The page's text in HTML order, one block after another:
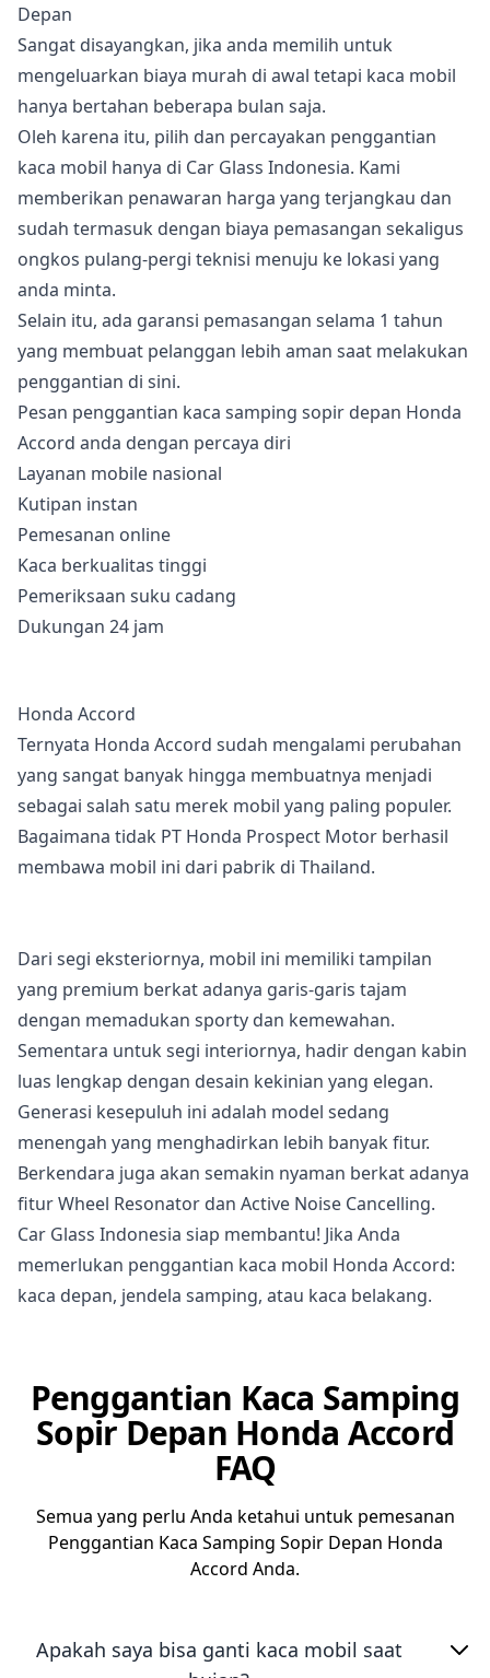
Sangat disayangkan, jika anda memilih untuk
mengeluarkan biaya murah di awal tetapi kaca mobil
hanya bertahan beberapa bulan saja.
Oleh karena itu, pilih dan percayakan penggantian
kaca mobil hanya di Car Glass Indonesia. Kami
memberikan penawaran harga yang terjangkau dan
sudah termasuk dengan biaya pemasangan sekaligus
ongkos pulang-pergi teknisi menuju ke lokasi yang
anda minta.
Selain itu, ada garansi pemasangan selama 1 tahun
yang membuat pelanggan lebih aman saat melakukan
penggantian di sini.
Pesan penggantian kaca samping sopir depan Honda
Accord anda dengan percaya diri
Layanan mobile nasional
Kutipan instan
Pemesanan online
Kaca berkualitas tinggi
Pemeriksaan suku cadang
Dukungan 24 jam
Honda Accord
Ternyata Honda Accord sudah mengalami perubahan
yang sangat banyak hingga membuatnya menjadi
sebagai salah satu merek mobil yang paling populer.
Bagaimana tidak PT Honda Prospect Motor berhasil
membawa mobil ini dari pabrik di Thailand.
Dari segi eksteriornya, mobil ini memiliki tampilan
yang premium berkat adanya garis-garis tajam
dengan memadukan sporty dan kemewahan.
Sementara untuk segi interiornya, hadir dengan kabin
luas lengkap dengan desain kekinian yang elegan.
Generasi kesepuluh ini adalah model sedang
menengah yang menghadirkan lebih banyak fitur.
Berkendara juga akan semakin nyaman berkat adanya
fitur Wheel Resonator dan Active Noise Cancelling.
Car Glass Indonesia siap membantu! Jika Anda
memerlukan penggantian kaca mobil Honda Accord:
kaca depan, jendela samping, atau kaca belakang.
Penggantian Kaca Samping
Sopir Depan Honda Accord
FAQ
Semua yang perlu Anda ketahui untuk pemesanan
Penggantian Kaca Samping Sopir Depan Honda
Accord Anda.
Apakah saya bisa ganti kaca mobil saat